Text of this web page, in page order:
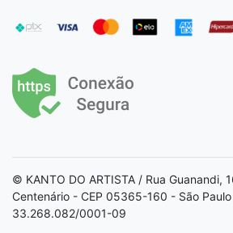
© KANTO DO ARTISTA / Rua Guanandi,
Centenário - CEP 05365-160 - São
33.268.082/0001-09